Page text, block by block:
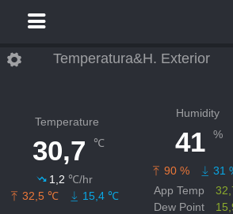
Temperatura&H. Exterior
Temperature
30,7 ℃
1,2 ℃/hr
32,5 ℃
15,4 ℃
Humidity
41 %
90 %
31
App Temp
Dew Point